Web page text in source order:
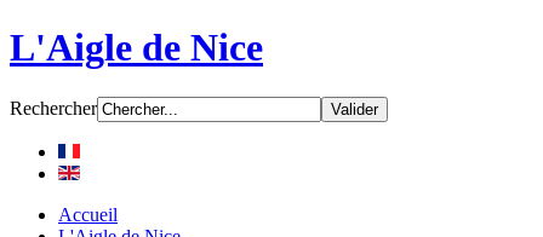
L'Aigle de Nice
Rechercher
Accueil